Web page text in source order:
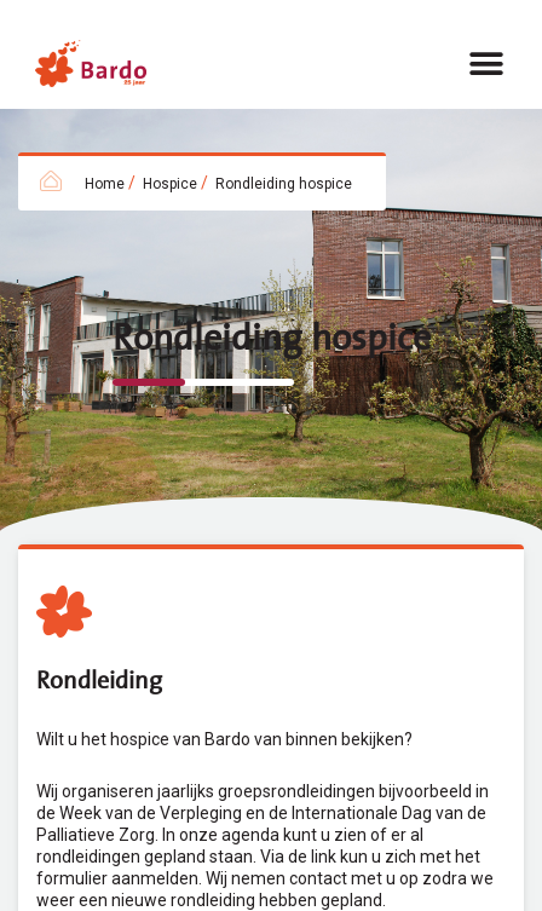
Home / Hospice / Rondleiding hospice
Rondleiding hospice
Rondleiding
Wilt u het hospice van Bardo van binnen bekijken?
Wij organiseren jaarlijks groepsrondleidingen bijvoorbeeld in
de Week van de Verpleging en de Internationale Dag van de
Palliatieve Zorg. In onze agenda kunt u zien of er al
rondleidingen gepland staan. Via de link kun u zich met het
formulier aanmelden. Wij nemen contact met u op zodra we
weer een nieuwe rondleiding hebben gepland.